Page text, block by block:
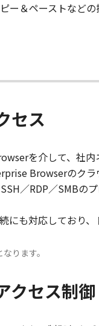
ー＆ペーストなど
セス
を介して、社内
Browserのクラ
／RDP／SMBの
にも対応しており
ります。
クセス制御